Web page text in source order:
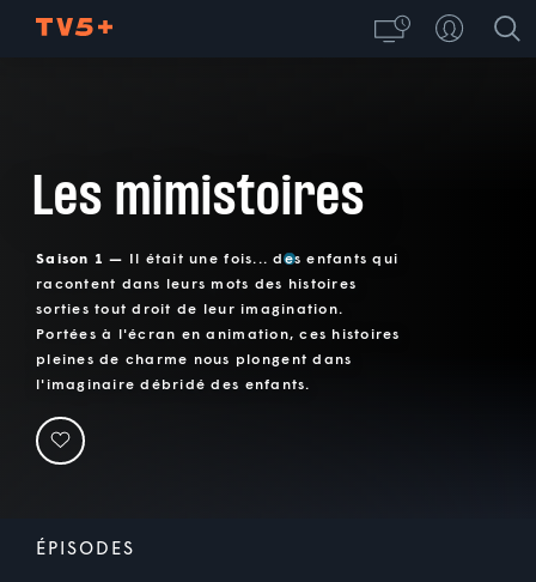
Les mimistoires
Saison 1 — Il était une fois... des enfants qui
racontent dans leurs mots des histoires
sorties tout droit de leur imagination.
Portées à l'écran en animation, ces histoires
pleines de charme nous plongent dans
l'imaginaire débridé des enfants.
ÉPISODES